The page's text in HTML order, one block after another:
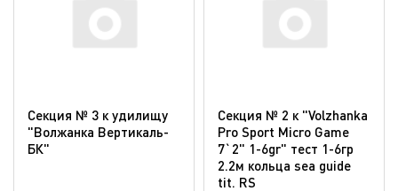
Секция № 3 к удилищу
"Волжанка Вертикаль-
БК"
Секция № 2 к "Volzhanka
Pro Sport Micro Game
7`2" 1-6gr" тест 1-6гр
2.2м кольца sea guide
tit. RS